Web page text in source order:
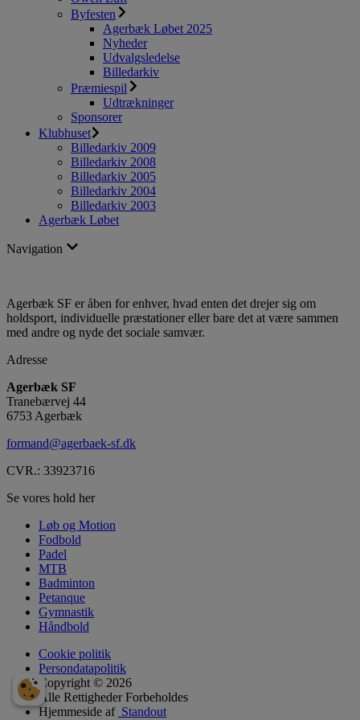
Byfesten
Agerbæk Løbet 2025
Nyheder
Udvalgsledelse
Billedarkiv
Præmiespil
Udtrækninger
Sponsorer
Klubhuset
Billedarkiv 2009
Billedarkiv 2008
Billedarkiv 2005
Billedarkiv 2004
Billedarkiv 2003
Agerbæk Løbet
Navigation
Agerbæk SF er åben for enhver, hvad enten det drejer sig om
holdsport, individuelle præstationer eller bare det at være sammen
med andre og nyde det sociale samvær.
Adresse
Agerbæk SF
Tranebærvej 44
6753 Agerbæk
formand@agerbaek-sf.dk
CVR.: 33923716
Se vores hold her
Løb og Motion
Fodbold
Padel
MTB
Badminton
Petanque
Gymnastik
Håndbold
Cookie politik
Persondatapolitik
Copyright © 2026
Alle Rettigheder Forbeholdes
Hjemmeside af Standout